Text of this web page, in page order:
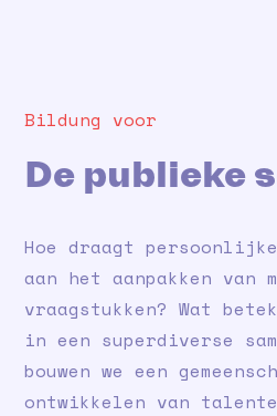
Bildung voor
De publieke
Hoe draagt
aan het aanpakken van
vraagstukken? Wat
in een superdiverse
bouwen we een
ontwikkelen van